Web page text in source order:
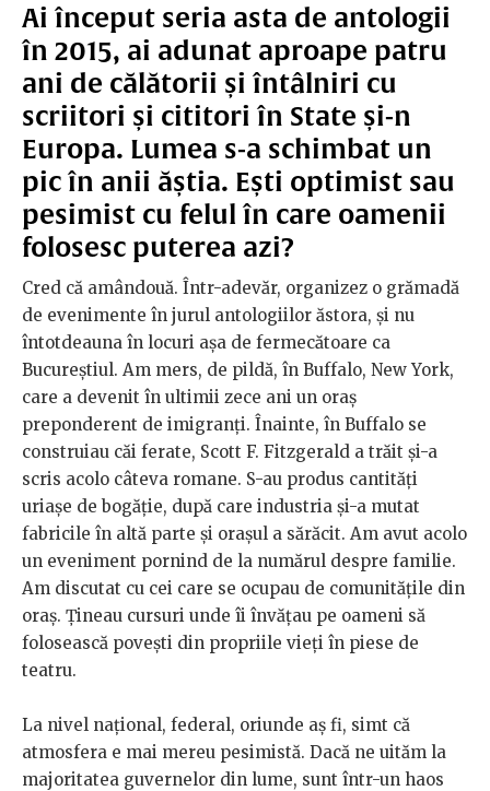
Ai început seria asta de antologii
în 2015, ai adunat aproape patru
ani de călătorii și întâlniri cu
scriitori și cititori în State și-n
Europa. Lumea s-a schimbat un
pic în anii ăștia. Ești optimist sau
pesimist cu felul în care oamenii
folosesc puterea azi?
Cred că amândouă. Într-adevăr, organizez o grămadă
de evenimente în jurul antologiilor ăstora, și nu
întotdeauna în locuri așa de fermecătoare ca
Bucureștiul. Am mers, de pildă, în Buffalo, New York,
care a devenit în ultimii zece ani un oraș
preponderent de imigranți. Înainte, în Buffalo se
construiau căi ferate, Scott F. Fitzgerald a trăit și-a
scris acolo câteva romane. S-au produs cantități
uriașe de bogăție, după care industria și-a mutat
fabricile în altă parte și orașul a sărăcit. Am avut acolo
un eveniment pornind de la numărul despre familie.
Am discutat cu cei care se ocupau de comunitățile din
oraș. Țineau cursuri unde îi învățau pe oameni să
folosească povești din propriile vieți în piese de
teatru.
La nivel național, federal, oriunde aș fi, simt că
atmosfera e mai mereu pesimistă. Dacă ne uităm la
majoritatea guvernelor din lume, sunt într-un haos